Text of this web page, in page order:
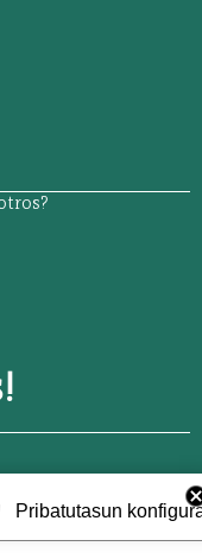
23 21
Pribatutasun